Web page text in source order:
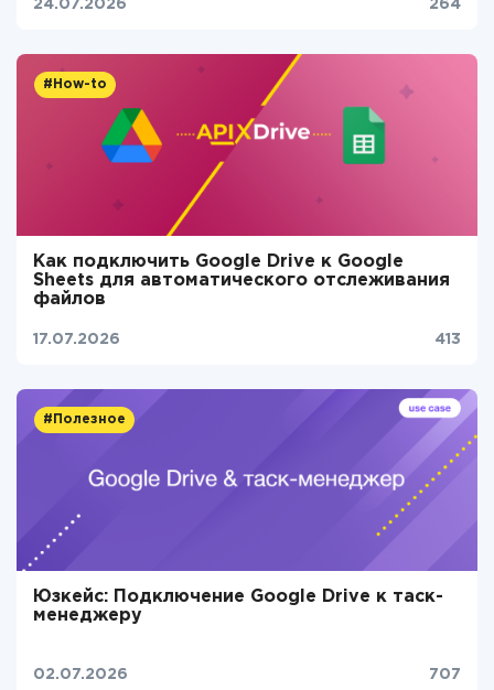
24.07.2026 264
#How-to
Как подключить Google Drive к Google
Sheets для автоматического отслеживания
файлов
17.07.2026 413
#Полезное
Юзкейс: Подключение Google Drive к таск-
менеджеру
02.07.2026 707